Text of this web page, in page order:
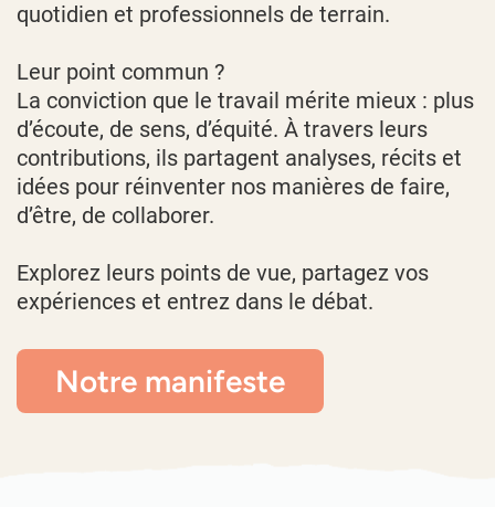
quotidien et professionnels de terrain.
Leur point commun ?
La conviction que le travail mérite mieux : plus
d’écoute, de sens, d’équité. À travers leurs
contributions, ils partagent analyses, récits et
idées pour réinventer nos manières de faire,
d’être, de collaborer.
Explorez leurs points de vue, partagez vos
expériences et entrez dans le débat.
Notre manifeste